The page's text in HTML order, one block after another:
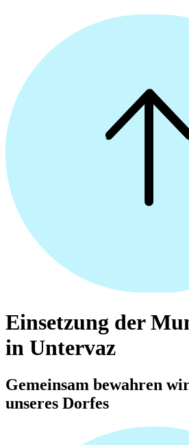
Einsetzung der
in Untervaz
Gemeinsam bewahren
unseres Dorfes